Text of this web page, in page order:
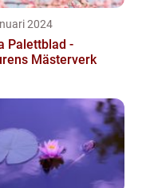
2024
Palettblad -
Mästerverk